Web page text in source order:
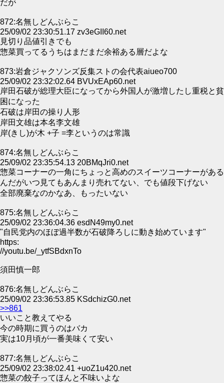
だが
872:名無しどんぶらこ
25/09/02 23:30:51.17 zv3eGII60.net
見切り品値引きでも
惣菜買ってるうちはまだまだ余裕ある層だよな
873:岩倉ジャクソンズ反集ストの会代表aiueo700
25/09/02 23:32:02.64 BVUxEAp60.net
岸田石破が総理大臣になってから外国人が激増したし重税と貧
困になった
石破は岸田の操り人形
岸田文雄は本名李文雄
岸(きし)が木 +子 =李というのは常識
874:名無しどんぶらこ
25/09/02 23:35:54.13 20BMqJri0.net
惣菜コーナーの一角にちょっと高めのスイーツコーナーがある
んだがいつ見てもあんまり売れてない、でも値段下げない
全部廃棄なのかなあ、もったいない
875:名無しどんぶらこ
25/09/02 23:36:04.36 esdN49my0.net
"自民党内のほぼ過半数が石破降ろしに動き始めています"
https:
//youtu.be/_ytfSBdxnTo
須田慎一郎
876:名無しどんぶらこ
25/09/02 23:36:53.85 KSdchizG0.net
>>861
いいこと教えてやる
今の時期に買うのはバカ
実は10月頃が一番美味くて安い
877:名無しどんぶらこ
25/09/02 23:38:02.41 +uoZ1u420.net
惣菜の餃子ってほんと不味いよな